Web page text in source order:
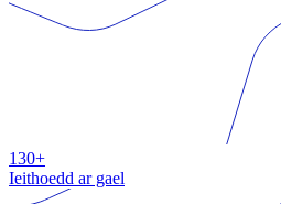
130+
Ieithoedd ar gael